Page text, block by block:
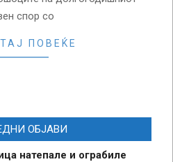
спор со
ПОВЕЌЕ
ОБЈАВИ
натепале и ограбиле